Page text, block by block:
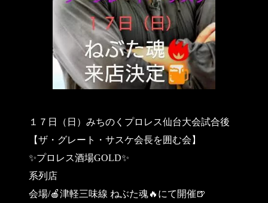
１７日（日）みちのくプロレス仙台大会試合後
【ザ・グレート・サスケ会長を囲む会】
✨️プロレス酒場GOLD✨️
系列店
会場/🍎津軽三味線 ねぶた魂🔥にて開催🍺